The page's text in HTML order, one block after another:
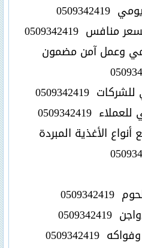
0509342419
بسعر منافس0509342419
وعمل آمن مضمون
للشركات0509342419
للعملاء 0509342419
الأغذية المبردة
0509342419
0509342419
وفواكه0509342419